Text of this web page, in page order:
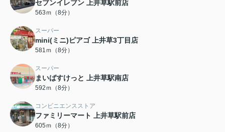
セブンイレブン 上井草駅前店
563ｍ（8分）
スーパー
mini(ミニ)ピアゴ 上井草3丁目店
581ｍ（8分）
スーパー
まいばすけっと 上井草駅南店
592ｍ（8分）
コンビニエンスストア
ファミリーマート 上井草駅前店
605ｍ（8分）